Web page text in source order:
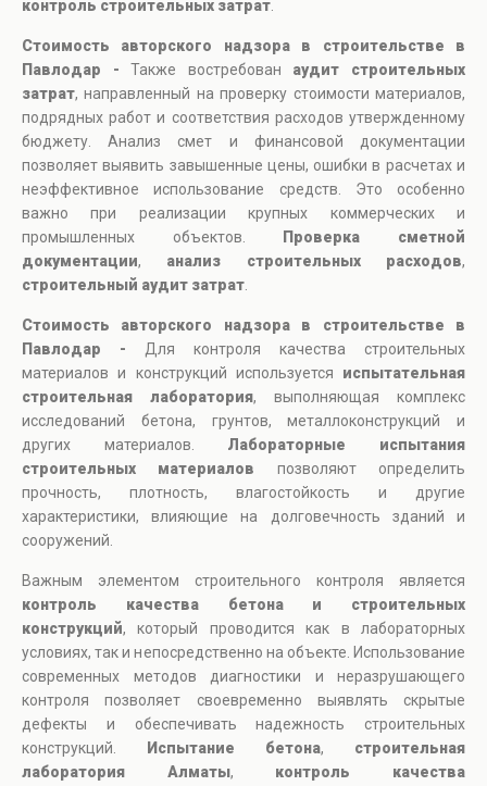
контроль строительных затрат
Стоимость авторского надзора в строительстве в
Павлодар -Также востребован аудит строительных
затрат, направленный на проверку стоимости материалов,
подрядных работ и соответствия расходов утвержденному
бюджету. Анализ смет и финансовой документации
позволяет выявить завышенные цены, ошибки в расчетах и
неэффективное использование средств. Это особенно
важно при реализации крупных коммерческих и
промышленных объектов.
Проверка сметной
документации, анализ строительных расходов,
строительный аудит затрат
Стоимость авторского надзора в строительстве в
Павлодар - Для контроля качества строительных
материалов и конструкций используется испытательная
строительная лаборатория, выполняющая комплекс
исследований бетона, грунтов, металлоконструкций и
других материалов. Лабораторные испытания
строительных материалов позволяют определить
прочность, плотность, влагостойкость и другие
характеристики, влияющие на долговечность зданий и
сооружений.
Важным элементом строительного контроля является
контроль качества бетона и строительных
конструкций, который проводится как в лабораторных
условиях, так и непосредственно на объекте. Использование
современных методов диагностики и неразрушающего
контроля позволяет своевременно выявлять скрытые
дефекты и обеспечивать надежность строительных
конструкций.
Испытание бетона, строительная
лаборатория Алматы, контроль качества